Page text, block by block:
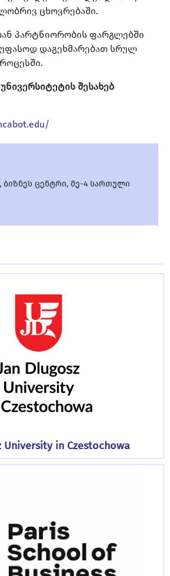
ცხოვრებაში.
პარტნიორობის ფარგლებში
დაგეხმარებათ სრულ
შესახებ
ბიზნეს ცენტრი, მე-4 სართული
University in Czestochowa